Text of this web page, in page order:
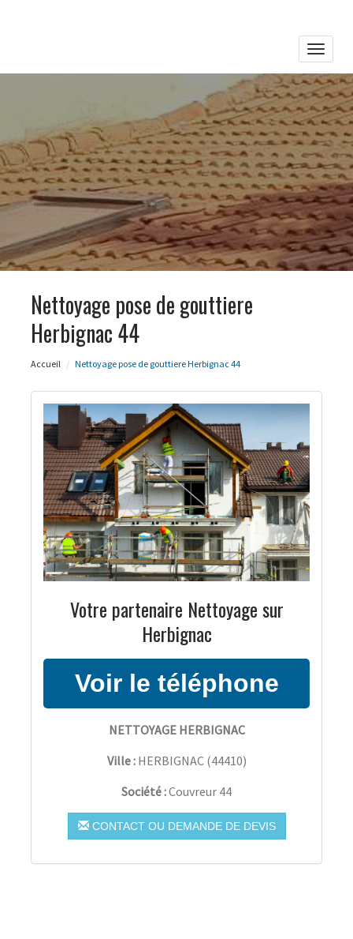
Toggle
Nettoyage pose de gouttiere
Herbignac 44
Accueil Nettoyage pose de gouttiere Herbignac 44
Votre partenaire Nettoyage sur
Herbignac
NETTOYAGE HERBIGNAC
Ville : HERBIGNAC(44410)
Société :Couvreur 44
CONTACT OU DEMANDE DE DEVIS